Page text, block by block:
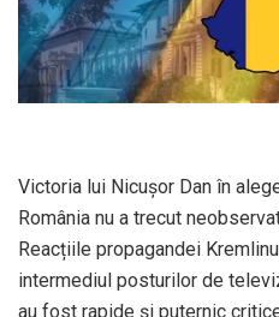
Victoria lui Nicușor Dan în
România nu a trecut
Reacțiile propagandei
intermediul posturilor de
au fost rapide și puternic